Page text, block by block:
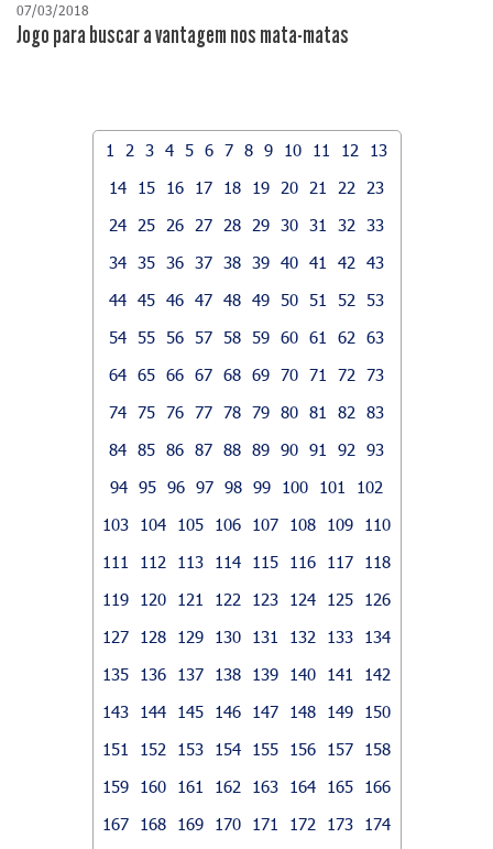
07/03/2018
Jogo para buscar a vantagem nos mata-matas
1 2 3 4 5 6 7 8 9 10 11 12
13
14
15 16 17 18 19 20 21 22
23
24
25 26 27 28 29 30 31 32
33
34 35 36 37 38 39 40 41 42
43
44 45 46 47 48 49 50 51 52
53
54 55 56 57 58 59 60 61 62
63
64 65 66 67 68 69 70 71 72
73
74 75 76 77 78 79 80 81 82
83
84 85 86 87 88 89 90 91 92
93
94 95 96 97 98 99 100 101
102
103
104 105 106 107 108 109
110
111
112 113 114 115 116 117
118
119
120 121 122 123 124 125
126
127
128 129 130 131 132 133
134
135
136 137 138 139 140 141
142
143
144 145 146 147 148 149
150
151
152 153 154 155 156 157
158
159
160 161 162 163 164 165
166
167
168 169 170 171 172 173
174